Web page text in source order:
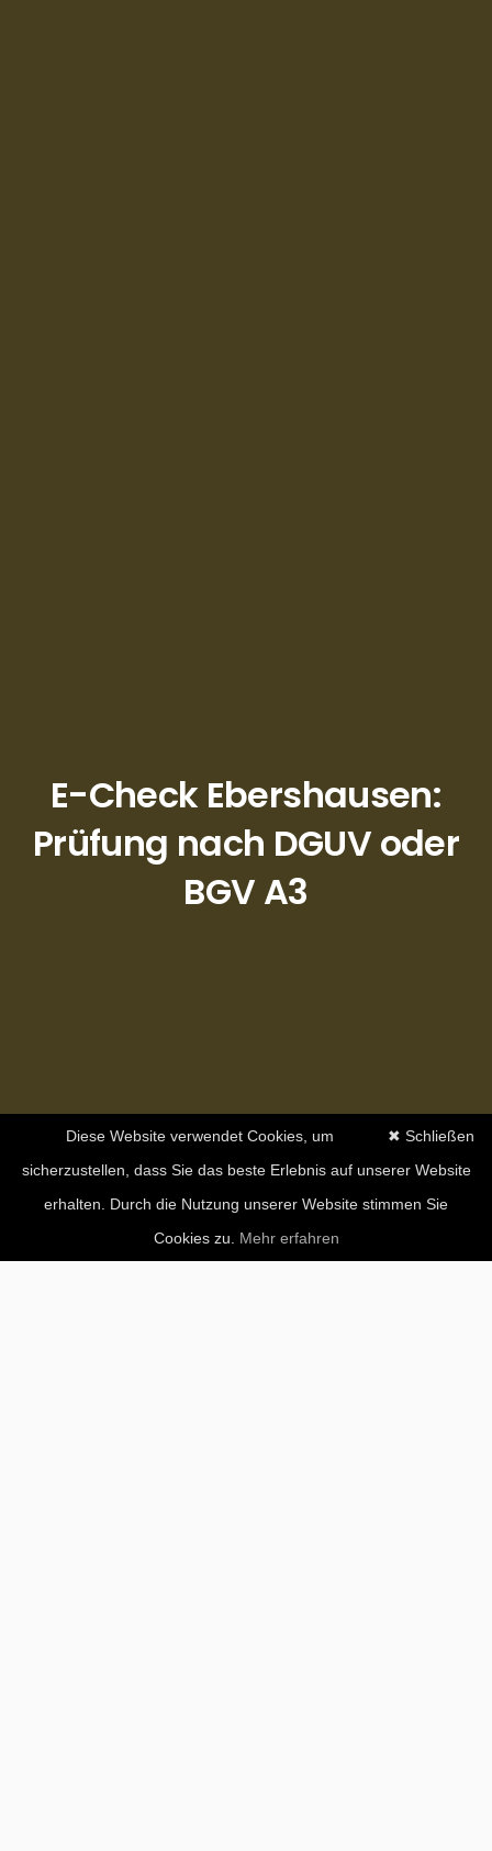
E-Check Ebershausen:
Prüfung nach DGUV oder
BGV A3
✖ Schließen
Diese Website verwendet Cookies, um
sicherzustellen, dass Sie das beste Erlebnis auf unserer Website
erhalten. Durch die Nutzung unserer Website stimmen Sie
Cookies zu. Mehr erfahren